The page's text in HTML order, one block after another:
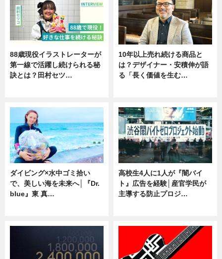
88歳現役イラストレーターが
第一線で活躍し続けられる秘
訣とは？田村セツ…
10年以上売れ続ける商品と
は？デザイナー・安積伸が語
る「長く価値を生む…
ダイビング×水中ゴミ拾い
で、美しい海を未来へ│『Dr.
blue』東 真…
高校生4人に1人が『闇バイ
ト』広告を経験│産官学民が
主導する防止プロジ…